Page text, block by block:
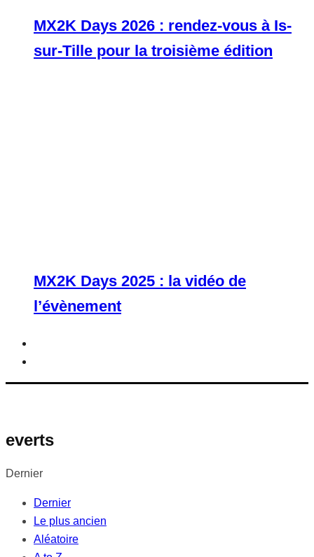
MX2K Days 2026 : rendez-vous à Is-
sur-Tille pour la troisième édition
MX2K Days 2025 : la vidéo de
l’évènement
everts
Dernier
Dernier
Le plus ancien
Aléatoire